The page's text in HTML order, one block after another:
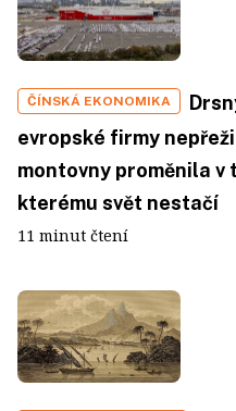
ČÍNSKÁ EKONOMIKA
evropské firmy
montovny proměnila
kterému svět nestačí
11 minut čtení